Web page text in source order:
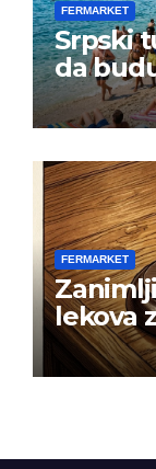
FERMARKET
Srpski
da
FERMARKET
lekova